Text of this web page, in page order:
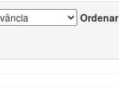
Ordenar